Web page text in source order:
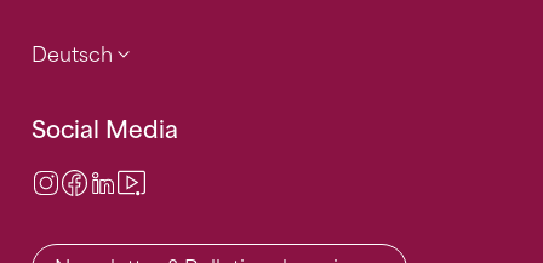
Deutsch
Social Media
Instagram
Facebook
LinkedIn